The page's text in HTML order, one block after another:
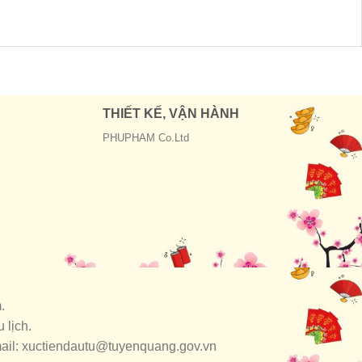
THIẾT KẾ, VẬN HÀNH
PHUPHAM Co.Ltd
lịch.
xuctiendautu@tuyenquang.gov.vn